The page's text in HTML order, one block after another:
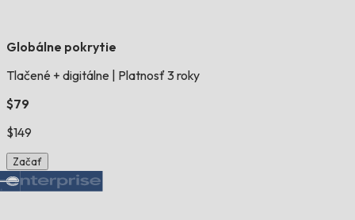
Globálne pokrytie
Tlačené + digitálne
Platnosť 3 roky
$79
$149
Začať